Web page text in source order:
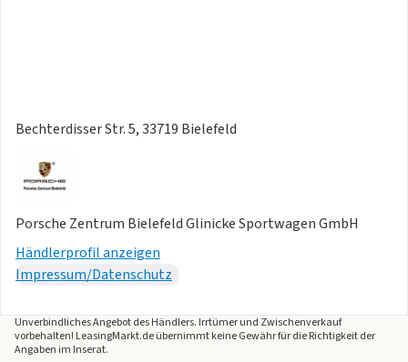
Bechterdisser Str. 5, 33719 Bielefeld
Porsche Zentrum Bielefeld Glinicke Sportwagen GmbH
Händlerprofil anzeigen
Impressum/Datenschutz
Unverbindliches Angebot desHändlers. Irrtümer und Zwischenverkauf
vorbehalten! LeasingMarkt.de übernimmt keine Gewähr für die Richtigkeit der
Angaben im Inserat.